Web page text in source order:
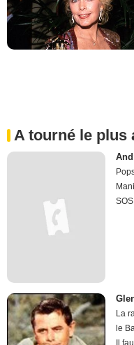
A tourné le plus
La
le